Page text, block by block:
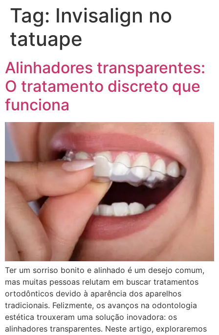
Tag: Invisalign no
tatuape
Alinhadores transparentes:
O tratamento discreto que
funciona
Ter um sorriso bonito e alinhado é um desejo comum,
mas muitas pessoas relutam em buscar tratamentos
ortodônticos devido à aparência dos aparelhos
tradicionais. Felizmente, os avanços na odontologia
estética trouxeram uma solução inovadora: os
alinhadores transparentes. Neste artigo, exploraremos